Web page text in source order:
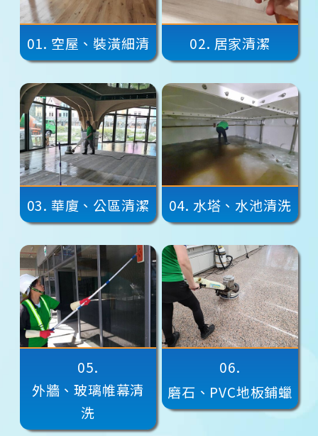
01. 空屋、裝潢細清 02. 居家清潔
03. 華廈、公區清潔 04. 水塔、水池清洗
05.
外牆、玻璃帷幕清
洗
06.
磨石、PVC地板鋪蠟